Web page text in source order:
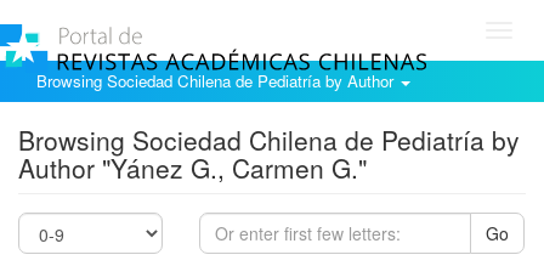
Browsing Sociedad Chilena de Pediatría by Author
Browsing Sociedad Chilena de Pediatría by
Author "Yánez G., Carmen G."
Go